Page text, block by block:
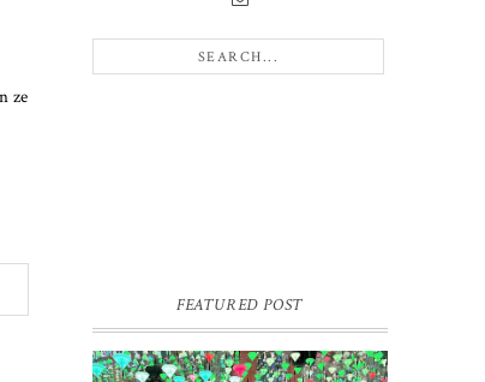
ze
FEATURED POST